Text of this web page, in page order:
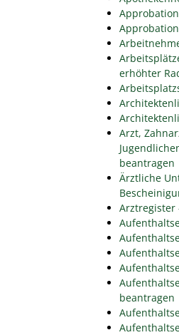
erhöhter
Arzt,
beantragen
Ärztliche
Arztregister
beantragen